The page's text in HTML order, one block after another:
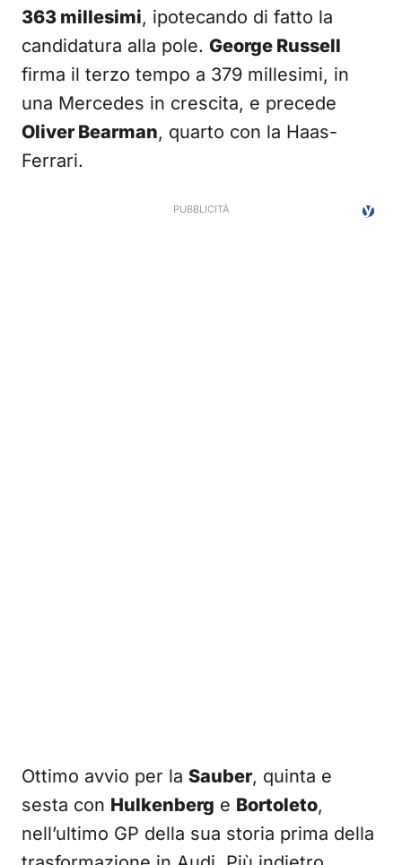
363 millesimi, ipotecando di fatto la
candidatura alla pole. George Russell
firma il terzo tempo a 379 millesimi, in
una Mercedes in crescita, e precede
Oliver Bearman, quarto con la Haas-
Ferrari.
Ottimo avvio per la Sauber, quinta e
sesta con Hulkenberg e Bortoleto,
nell’ultimo GP della sua storia prima della